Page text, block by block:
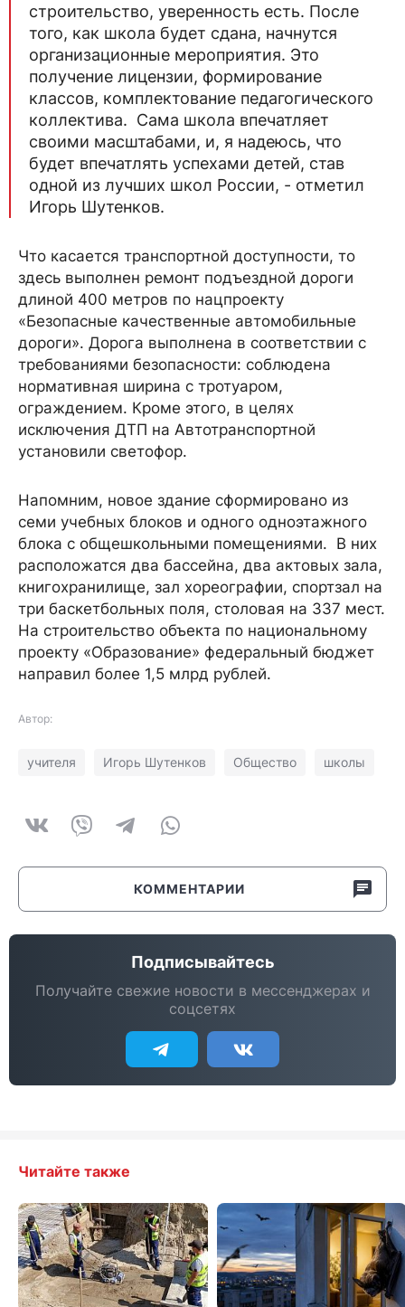
строительство, уверенность есть. После
того, как школа будет сдана, начнутся
организационные мероприятия. Это
получение лицензии, формирование
классов, комплектование педагогического
коллектива. Сама школа впечатляет
своими масштабами, и, я надеюсь, что
будет впечатлять успехами детей, став
одной из лучших школ России, - отметил
Игорь Шутенков.
Что касается транспортной доступности, то
здесь выполнен ремонт подъездной дороги
длиной 400 метров по нацпроекту
«Безопасные качественные автомобильные
дороги». Дорога выполнена в соответствии с
требованиями безопасности: соблюдена
нормативная ширина с тротуаром,
ограждением. Кроме этого, в целях
исключения ДТП на Автотранспортной
установили светофор.
Напомним, новое здание сформировано из
семи учебных блоков и одного одноэтажного
блока с общешкольными помещениями. В них
расположатся два бассейна, два актовых зала,
книгохранилище, зал хореографии, спортзал на
три баскетбольных поля, столовая на 337 мест.
На строительство объекта по национальному
проекту «Образование» федеральный бюджет
направил более 1,5 млрд рублей.
Автор:
учителя Игорь Шутенков Общество школы
КОММЕНТАРИИ
Подписывайтесь
Получайте свежие новости в мессенджерах и
соцсетях
Читайте также